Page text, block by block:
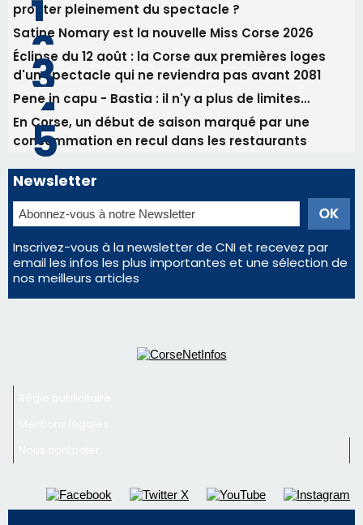
profiter pleinement du spectacle ?
Satine Nomary est la nouvelle Miss Corse 2026
Éclipse du 12 août : la Corse aux premières loges
d'un spectacle qui ne reviendra pas avant 2081
Pene in capu - Bastia : il n'y a plus de limites…
En Corse, un début de saison marqué par une
consommation en recul dans les restaurants
Newsletter
Inscrivez-vous à la newsletter de CNI et recevez par
email les infos les plus importantes et une sélection de
nos meilleurs articles